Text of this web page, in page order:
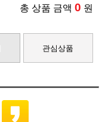
총 상품 금액 0 원
관심상품